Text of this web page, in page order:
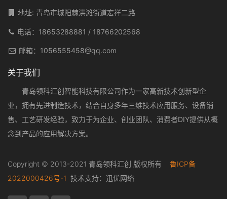
地址: 青岛市城阳棘洪滩街道宏祥二路
电话： 18653288881 / 18766202568
邮箱： 1056555458@qq.com
关于我们
青岛领科汇创智能科技有限公司作为一家高新技术创新型企
业，拥有先进制造技术，结合自身多年三维技术应用服务、设备销
售、工艺研发经验，致力于为企业、创业团队、消费者DIY提供从概
念到产品的应用解决方案。
Copyright © 2013-2021 青岛领科汇创 版权所有 鲁ICP备
2022000426号-1 技术支持： 迅优网络